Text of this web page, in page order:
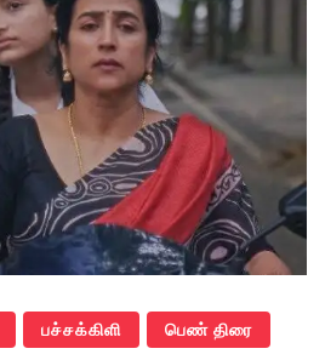
பச்சக்கிளி பெண் திரை